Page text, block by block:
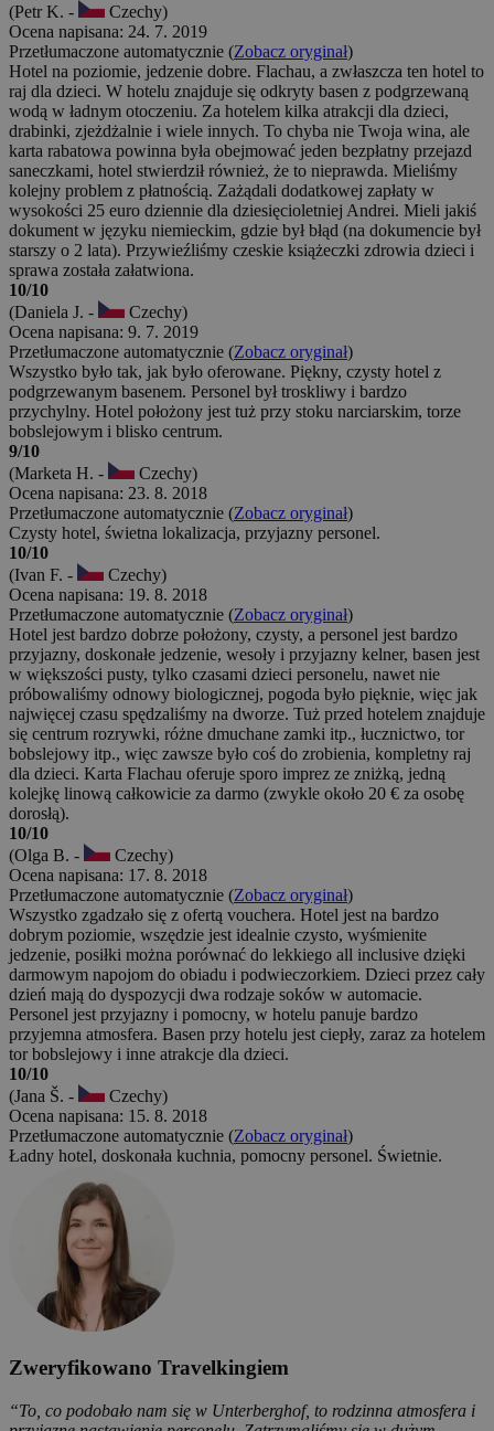
(Petr K. -
Czechy)
Ocena napisana: 24. 7. 2019
Przetłumaczone automatycznie (Zobacz oryginał)
Hotel na poziomie, jedzenie dobre. Flachau, a zwłaszcza ten hotel to
raj dla dzieci. W hotelu znajduje się odkryty basen z podgrzewaną
wodą w ładnym otoczeniu. Za hotelem kilka atrakcji dla dzieci,
drabinki, zjeżdżalnie i wiele innych. To chyba nie Twoja wina, ale
karta rabatowa powinna była obejmować jeden bezpłatny przejazd
saneczkami, hotel stwierdził również, że to nieprawda. Mieliśmy
kolejny problem z płatnością. Zażądali dodatkowej zapłaty w
wysokości 25 euro dziennie dla dziesięcioletniej Andrei. Mieli jakiś
dokument w języku niemieckim, gdzie był błąd (na dokumencie był
starszy o 2 lata). Przywieźliśmy czeskie książeczki zdrowia dzieci i
sprawa została załatwiona.
10/10
(Daniela J. -
Czechy)
Ocena napisana: 9. 7. 2019
Przetłumaczone automatycznie (Zobacz oryginał)
Wszystko było tak, jak było oferowane. Piękny, czysty hotel z
podgrzewanym basenem. Personel był troskliwy i bardzo
przychylny. Hotel położony jest tuż przy stoku narciarskim, torze
bobslejowym i blisko centrum.
9/10
(Marketa H. -
Czechy)
Ocena napisana: 23. 8. 2018
Przetłumaczone automatycznie (Zobacz oryginał)
Czysty hotel, świetna lokalizacja, przyjazny personel.
10/10
(Ivan F. -
Czechy)
Ocena napisana: 19. 8. 2018
Przetłumaczone automatycznie (Zobacz oryginał)
Hotel jest bardzo dobrze położony, czysty, a personel jest bardzo
przyjazny, doskonałe jedzenie, wesoły i przyjazny kelner, basen jest
w większości pusty, tylko czasami dzieci personelu, nawet nie
próbowaliśmy odnowy biologicznej, pogoda było pięknie, więc jak
najwięcej czasu spędzaliśmy na dworze. Tuż przed hotelem znajduje
się centrum rozrywki, różne dmuchane zamki itp., łucznictwo, tor
bobslejowy itp., więc zawsze było coś do zrobienia, kompletny raj
dla dzieci. Karta Flachau oferuje sporo imprez ze zniżką, jedną
kolejkę linową całkowicie za darmo (zwykle około 20 € za osobę
dorosłą).
10/10
(Olga B. -
Czechy)
Ocena napisana: 17. 8. 2018
Przetłumaczone automatycznie (Zobacz oryginał)
Wszystko zgadzało się z ofertą vouchera. Hotel jest na bardzo
dobrym poziomie, wszędzie jest idealnie czysto, wyśmienite
jedzenie, posiłki można porównać do lekkiego all inclusive dzięki
darmowym napojom do obiadu i podwieczorkiem. Dzieci przez cały
dzień mają do dyspozycji dwa rodzaje soków w automacie.
Personel jest przyjazny i pomocny, w hotelu panuje bardzo
przyjemna atmosfera. Basen przy hotelu jest ciepły, zaraz za hotelem
tor bobslejowy i inne atrakcje dla dzieci.
10/10
(Jana Š. -
Czechy)
Ocena napisana: 15. 8. 2018
Przetłumaczone automatycznie (Zobacz oryginał)
Ładny hotel, doskonała kuchnia, pomocny personel. Świetnie.
Zweryfikowano Travelkingiem
“To, co podobało nam się w Unterberghof, to rodzinna atmosfera i